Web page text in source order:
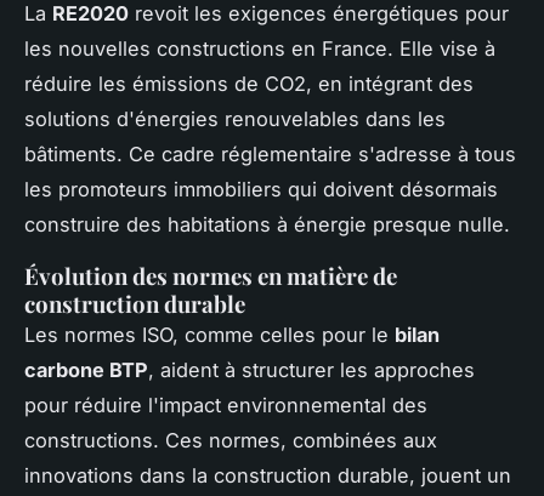
La RE2020 revoit les exigences énergétiques pour
les nouvelles constructions en France. Elle vise à
réduire les émissions de CO2, en intégrant des
solutions d'énergies renouvelables dans les
bâtiments. Ce cadre réglementaire s'adresse à tous
les promoteurs immobiliers qui doivent désormais
construire des habitations à énergie presque nulle.
Évolution des normes en matière de
construction durable
Les normes ISO, comme celles pour le bilan
carbone BTP, aident à structurer les approches
pour réduire l'impact environnemental des
constructions. Ces normes, combinées aux
innovations dans la construction durable, jouent un